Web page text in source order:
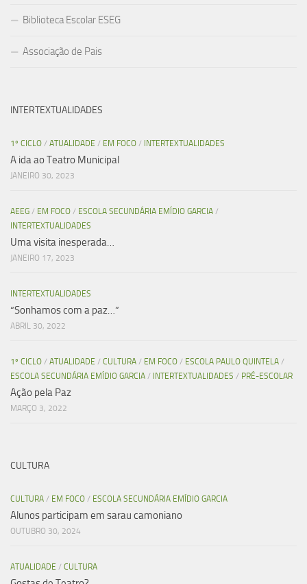
Biblioteca Escolar ESEG
Associação de Pais
INTERTEXTUALIDADES
1º CICLO / ATUALIDADE / EM FOCO / INTERTEXTUALIDADES
A ida ao Teatro Municipal
JANEIRO 30, 2023
AEEG / EM FOCO / ESCOLA SECUNDÁRIA EMÍDIO GARCIA /
INTERTEXTUALIDADES
Uma visita inesperada…
JANEIRO 17, 2023
INTERTEXTUALIDADES
“Sonhamos com a paz…”
ABRIL 30, 2022
1º CICLO / ATUALIDADE / CULTURA / EM FOCO / ESCOLA PAULO QUINTELA /
ESCOLA SECUNDÁRIA EMÍDIO GARCIA / INTERTEXTUALIDADES / PRÉ-ESCOLAR
Ação pela Paz
MARÇO 3, 2022
CULTURA
CULTURA / EM FOCO / ESCOLA SECUNDÁRIA EMÍDIO GARCIA
Alunos participam em sarau camoniano
OUTUBRO 30, 2024
ATUALIDADE / CULTURA